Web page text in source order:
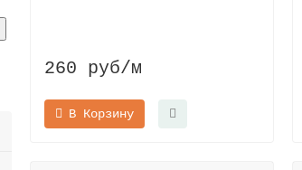
260 руб/м
В Корзину